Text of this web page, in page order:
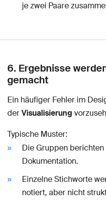
je zwei Paare
6. Ergebnisse
gemacht
Ein häufiger Fehler im
derVisualisierung
Typische Muster:
Die Gruppen
Dokumentation.
Einzelne Stichworte
notiert, aber nicht